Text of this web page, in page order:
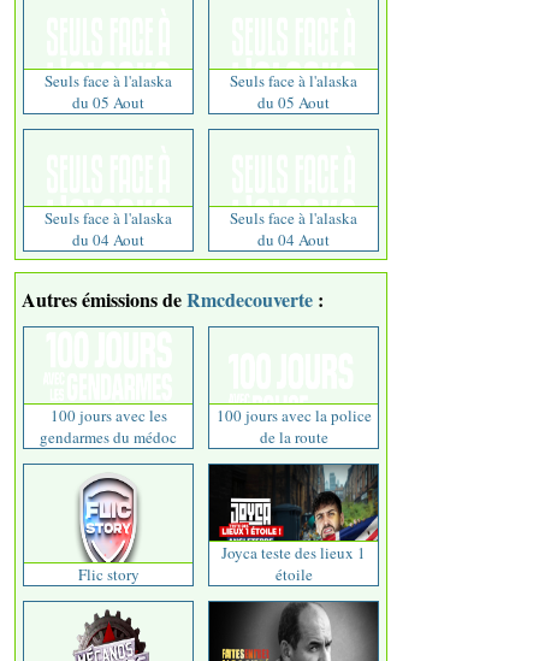
Seuls face à l'alaska
du 05 Aout
Seuls face à l'alaska
du 05 Aout
Seuls face à l'alaska
du 04 Aout
Seuls face à l'alaska
du 04 Aout
Autres émissions deRmcdecouverte :
100 jours avec les
gendarmes du médoc
100 jours avec la police
de la route
Flic story
Joyca teste des lieux 1
étoile